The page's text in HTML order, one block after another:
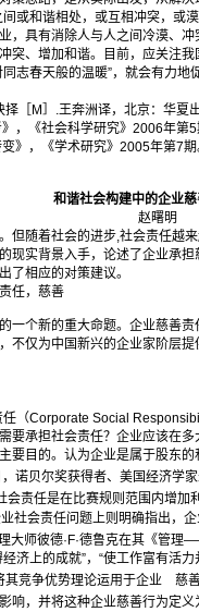
或和谐相处，或互相冲突，或
，具有消除人与人之间冷漠、
突、增加和谐。目前，应关注
志春天般的温暖”，就会有力地
M］.王奔洲译，北京：华夏出
，《社会科学研究》2006年第5
》，《学术研究》2005年第7期
和谐社会构建中的企业
赵曙明
但随着社会的进步,社会责任越
现实背景入手，论述了企业承
了相应的对策建议。
任，慈善
个新的重大命题。企业慈善责
不仅为中国新兴的企业家阶层
Corporate Social
要承担社会责任？企业应该在多
目的。认为企业是属于股东的
诺贝尔奖获得者、美国经济学
会责任是在比赛规则范围内增加
社会责任问题上则明确指出，
大师彼德·F·德鲁克在其《管
济上的成就”，“使工作富有活
其竞争优势理论运用于企业 慈
响，并将这种企业慈善行为定